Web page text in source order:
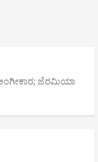
ಜೆರಮಿಯಾ